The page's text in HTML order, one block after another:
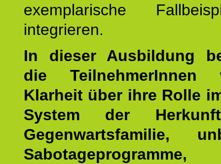
exemplarische
integrieren.
In dieser Ausbildung
die TeilnehmerInnen
Klarheit über ihre Rolle
System der
Gegenwartsfamilie,